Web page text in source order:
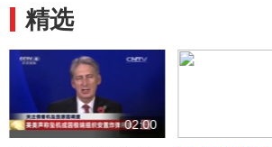
精选
02:00